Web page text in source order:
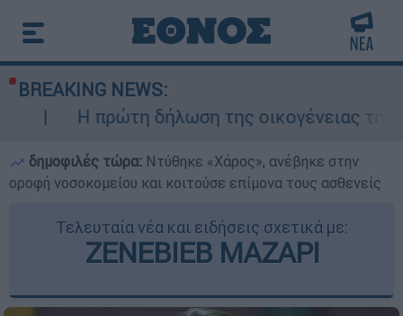
BREAKING NEWS:
δήλωση της οικογένειας της 38χρονης
δημοφιλές τώρα: Ντύθηκε «Χάρος», ανέβηκε στην
οροφή νοσοκομείου και κοιτούσε επίμονα τους ασθενείς
Τελευταία νέα και ειδήσεις σχετικά με:
ΖΕΝΕΒΙΕΒ ΜΑΖΑΡΙ